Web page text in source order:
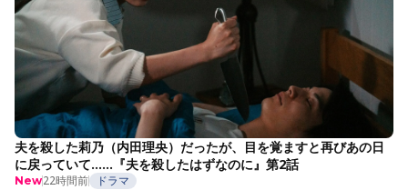
夫を殺した莉乃（内田理央）だったが、目を覚ますと再びあの日
に戻っていて……『夫を殺したはずなのに』第2話
New22時間前 ドラマ